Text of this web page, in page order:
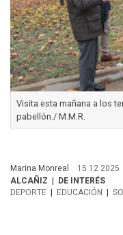
Visita esta mañana a los
pabellón./ M.M.R.
Marina Monreal 15 12 2025
ALCAÑIZ
DE INTERÉS
DEPORTE
EDUCACIÓN